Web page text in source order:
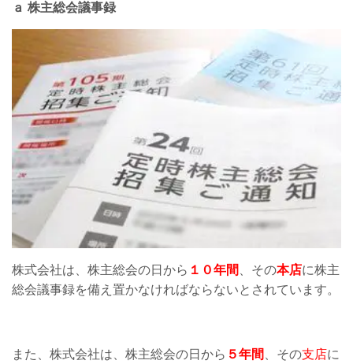
ａ 株主総会議事録
株式会社は、株主総会の日から １０年間 、その本店に株主
総会議事録を備え置かなければならないとされています。
また、株式会社は、株主総会の日から ５年間 、その支店に